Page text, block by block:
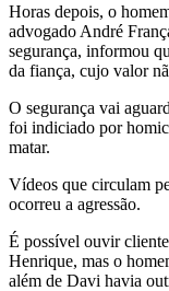
Horas depois, o
advogado André
segurança, informou
da fiança, cujo valor
O segurança vai
foi indiciado por
matar.
Vídeos que circulam
ocorreu a agressão.
É possível ouvir
Henrique, mas o
além de Davi havia